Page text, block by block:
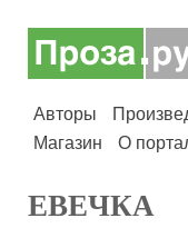
Авторы
Магазин
О
ЕВЕЧКА